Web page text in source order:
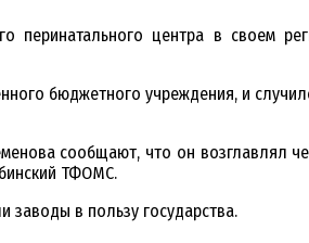
перинатального центра в своем
бюджетного учреждения, и
сообщают, что он возглавлял
ТФОМС.
заводы в пользу государства.